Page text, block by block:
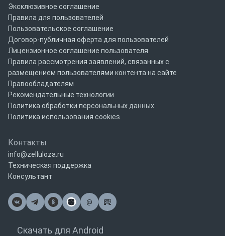
Эксклюзивное соглашение
Правила для пользователей
Пользовательское соглашение
Договор-публичная оферта для пользователей
Лицензионное соглашение пользователя
Правила рассмотрения заявлений, связанных с
размещением пользователями контента на сайте
Правообладателям
Рекомендательные технологии
Политика обработки персональных данных
Политика использования cookies
Контакты
info@zelluloza.ru
Техническая поддержка
Консультант
@
Почта
Скачать для Android